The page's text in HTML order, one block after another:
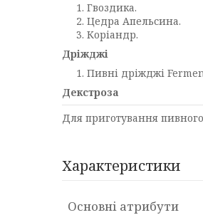
Гвоздика.
Цедра Апельсина.
Коріандр.
Дріжджі
Пивні дріжджі
Декстроза
Для приготування
Характеристики
Основні атрибути